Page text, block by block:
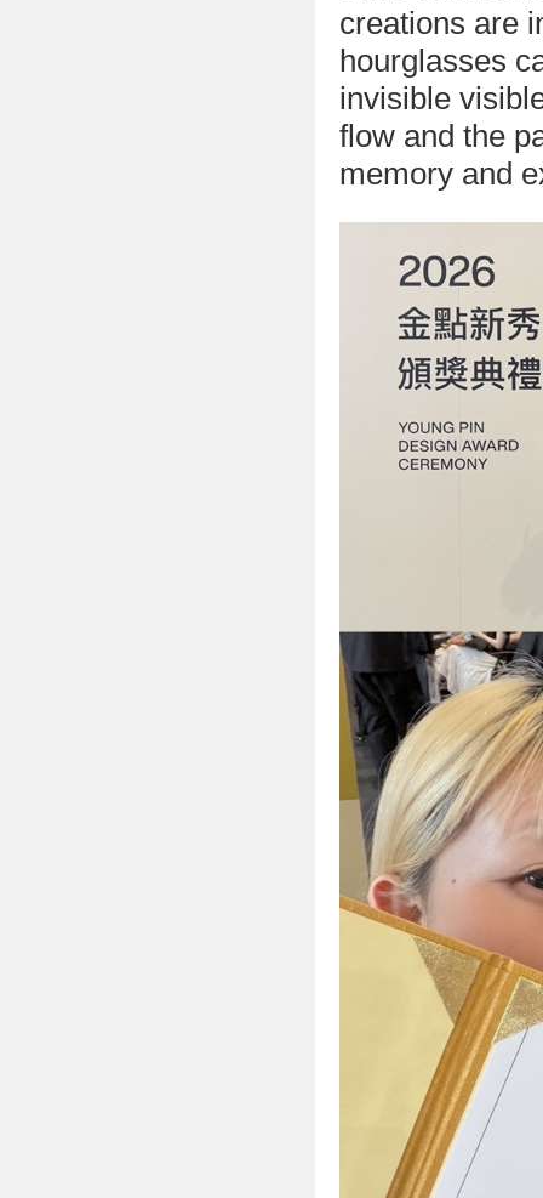
creations are
hourglasses
invisible
flow and the
memory and